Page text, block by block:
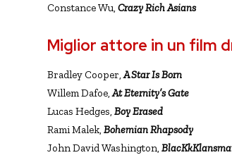
Constance Wu, Crazy Rich Asians
Miglior attore in un film
Bradley Cooper, A Star Is Born
Willem Dafoe,At Eternity’s Gate
Lucas Hedges, Boy Erased
Rami Malek, Bohemian Rhapsody
John David Washington,